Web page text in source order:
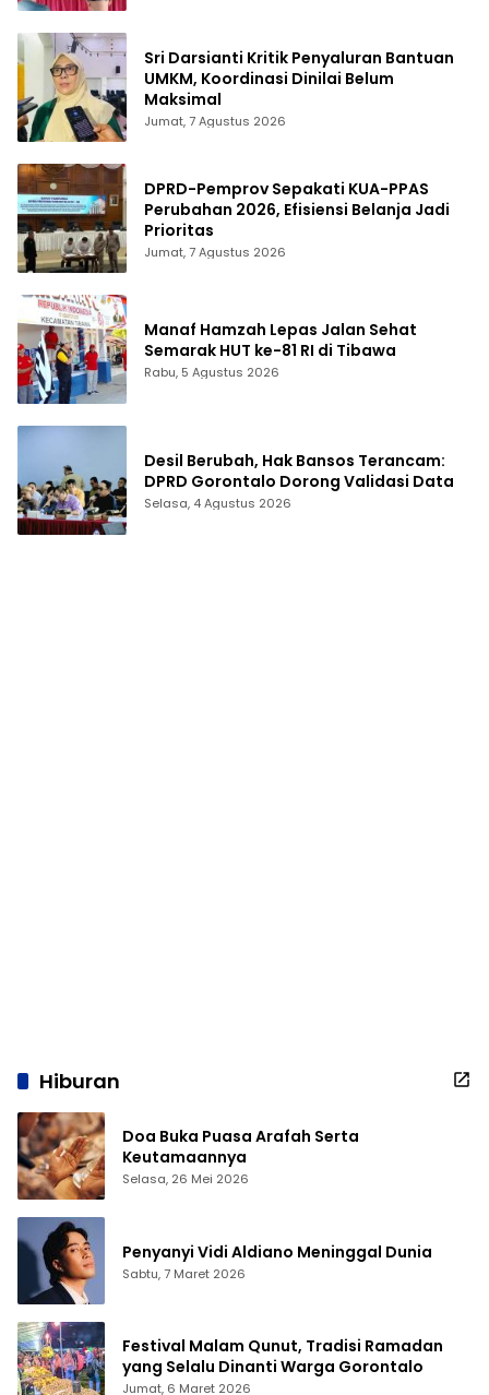
Sri Darsianti Kritik Penyaluran Bantuan
UMKM, Koordinasi Dinilai Belum
Maksimal
Jumat, 7 Agustus 2026
DPRD-Pemprov Sepakati KUA-PPAS
Perubahan 2026, Efisiensi Belanja Jadi
Prioritas
Jumat, 7 Agustus 2026
Manaf Hamzah Lepas Jalan Sehat
Semarak HUT ke-81 RI di Tibawa
Rabu, 5 Agustus 2026
Desil Berubah, Hak Bansos Terancam:
DPRD Gorontalo Dorong Validasi Data
Selasa, 4 Agustus 2026
Hiburan
Doa Buka Puasa Arafah Serta
Keutamaannya
Selasa, 26 Mei 2026
Penyanyi Vidi Aldiano Meninggal Dunia
Sabtu, 7 Maret 2026
Festival Malam Qunut, Tradisi Ramadan
yang Selalu Dinanti Warga Gorontalo
Jumat, 6 Maret 2026